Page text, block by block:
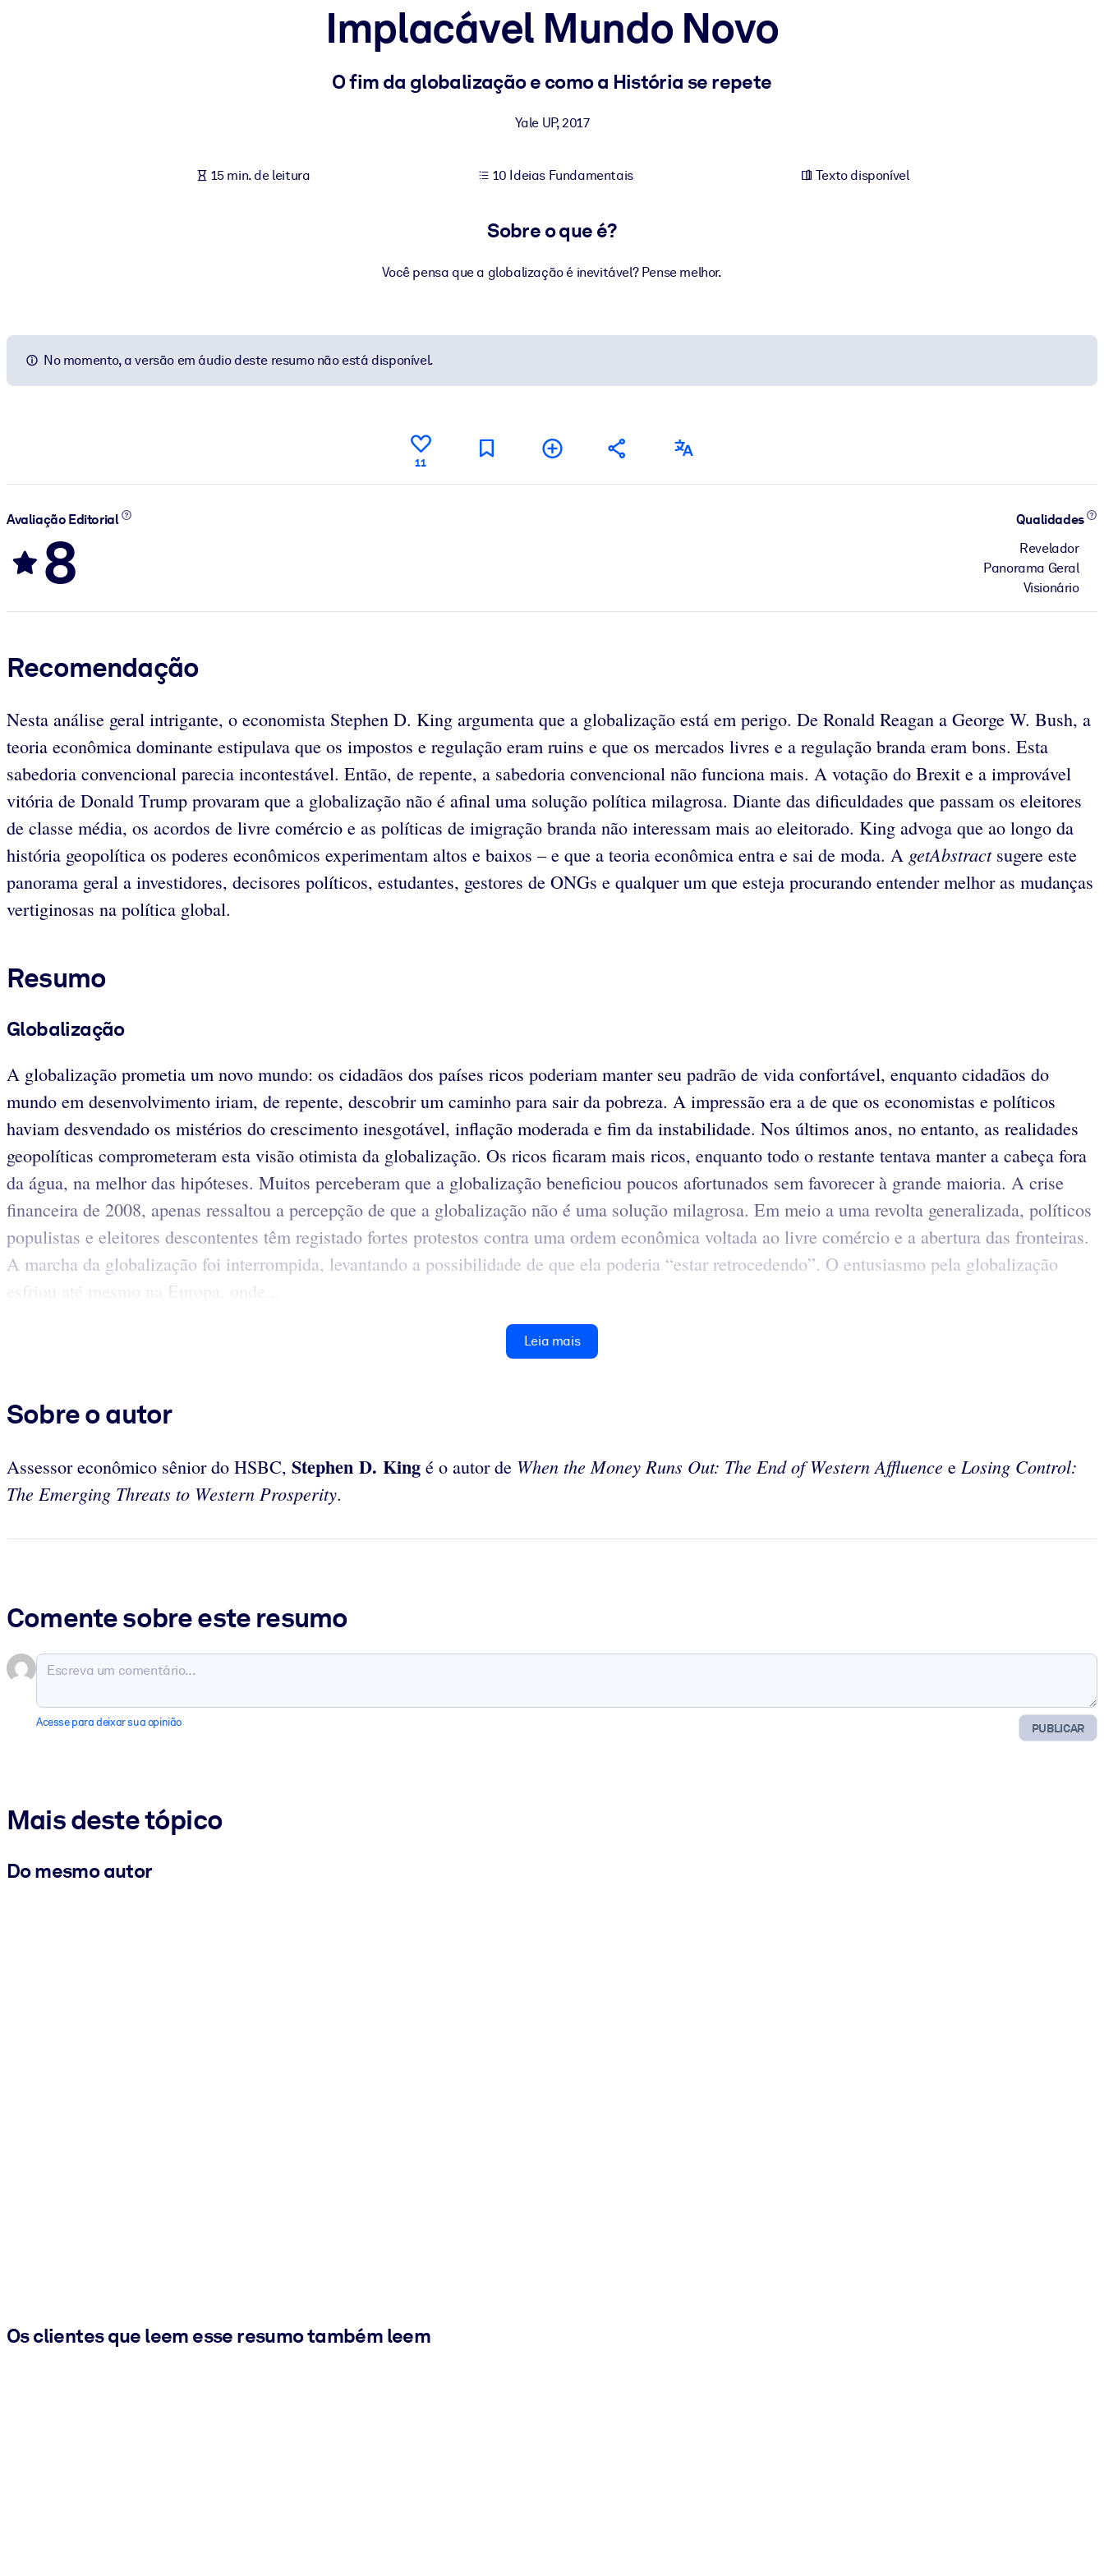
Enriqueça sua biblioteca corporativa com conhecimento de negócios confiável e pronto para uso.
Alimente seus sistemas de IA com conhecimento confiável e estruturado para melhorar os resultados.
Implacável Mundo Novo
O fim da globalização e como a História se repete
Yale UP,2017
15 min. de leitura 10 Ideias Fundamentais Texto disponível
Sobre o que é?
Você pensa que a globalização é inevitável? Pense melhor.
No momento, a versão em áudio deste resumo não está disponível.
11
Avaliação Editorial
8
Qualidades
Revelador
Panorama Geral
Visionário
Recomendação
Nesta análise geral intrigante, o economista Stephen D. King argumenta que a globalização está em perigo. De Ronald Reagan a George W. Bush, a
teoria econômica dominante estipulava que os impostos e regulação eram ruins e que os mercados livres e a regulação branda eram bons. Esta
sabedoria convencional parecia incontestável. Então, de repente, a sabedoria convencional não funciona mais. A votação do Brexit e a improvável
vitória de Donald Trump provaram que a globalização não é afinal uma solução política milagrosa. Diante das dificuldades que passam os eleitores
de classe média, os acordos de livre comércio e as políticas de imigração branda não interessam mais ao eleitorado. King advoga que ao longo da
história geopolítica os poderes econômicos experimentam altos e baixos – e que a teoria econômica entra e sai de moda. A getAbstractsugere este
panorama geral a investidores, decisores políticos, estudantes, gestores de ONGs e qualquer um que esteja procurando entender melhor as mudanças
vertiginosas na política global.
Resumo
Globalização
A globalização prometia um novo mundo: os cidadãos dos países ricos poderiam manter seu padrão de vida confortável, enquanto cidadãos do
mundo em desenvolvimento iriam, de repente, descobrir um caminho para sair da pobreza. A impressão era a de que os economistas e políticos
haviam desvendado os mistérios do crescimento inesgotável, inflação moderada e fim da instabilidade. Nos últimos anos, no entanto, as realidades
geopolíticas comprometeram esta visão otimista da globalização. Os ricos ficaram mais ricos, enquanto todo o restante tentava manter a cabeça fora
da água, na melhor das hipóteses. Muitos perceberam que a globalização beneficiou poucos afortunados sem favorecer à grande maioria. A crise
financeira de 2008, apenas ressaltou a percepção de que a globalização não é uma solução milagrosa. Em meio a uma revolta generalizada, políticos
populistas e eleitores descontentes têm registado fortes protestos contra uma ordem econômica voltada ao livre comércio e a abertura das fronteiras.
A marcha da globalização foi interrompida, levantando a possibilidade de que ela poderia “estar retrocedendo”. O entusiasmo pela globalização
esfriou até mesmo na Europa, onde...
Leia mais
Sobre o autor
Assessor econômico sênior do HSBC, Stephen D. King é o autor de When the Money Runs Out: The End of Western Affluence e Losing Control:
The Emerging Threats to Western Prosperity.
Comente sobre este resumo
PUBLICAR
Acesse para deixar sua opinião
Mais deste tópico
Do mesmo autor
Os clientes que leem esse resumo também leem